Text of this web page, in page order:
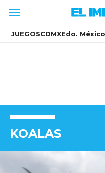
JUEGOSCDMXEdo. México
KOALAS